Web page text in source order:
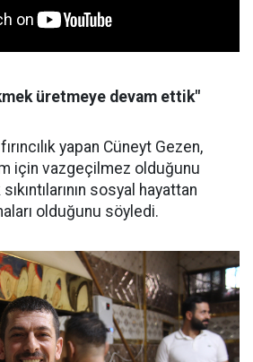
üretmeye devam ettik"
yapan Cüneyt Gezen,
için vazgeçilmez olduğunu
sosyal hayattan
olduğunu söyledi.